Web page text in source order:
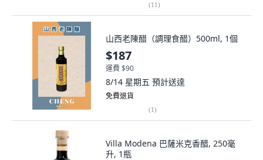
(11)
山西老陳醋（調理食醋）500ml, 1個
$187
運費 $90
8/14 星期五 預計送達
免費退貨
(1)
Villa Modena 巴薩米克香醋, 250毫
升, 1瓶